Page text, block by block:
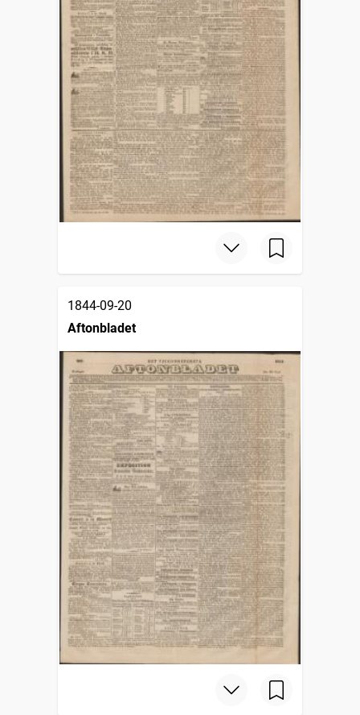
1844-09-20
Aftonbladet